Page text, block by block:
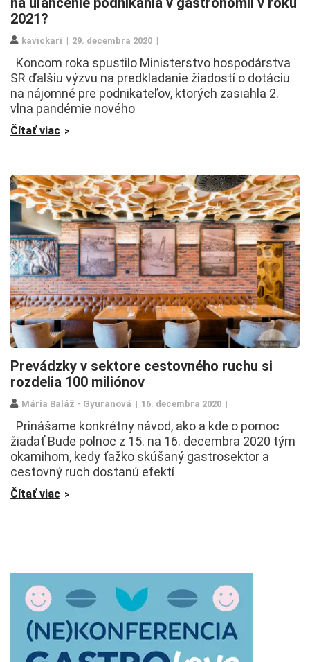
2021?
kavickari 29. decembra 2020
Koncom roka spustilo Ministerstvo hospodárstva
SR ďalšiu výzvu na predkladanie žiadostí o dotáciu
na nájomné pre podnikateľov, ktorých zasiahla 2.
vlna pandémie nového
Čítať viac
Prevádzky v sektore cestovného ruchu si
rozdelia 100 miliónov
Mária Baláž - Gyuranová 16. decembra 2020
Prinášame konkrétny návod, ako a kde o pomoc
žiadať Bude polnoc z 15. na 16. decembra 2020 tým
okamihom, kedy ťažko skúšaný gastrosektor a
cestovný ruch dostanú efektí
Čítať viac